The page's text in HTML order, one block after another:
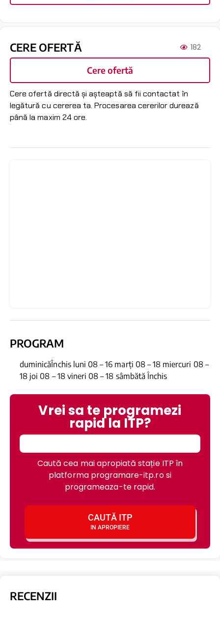
CERE OFERTĂ 182
Cere ofertă
Cere ofertă directă și așteaptă să fii contactat în
legătură cu cererea ta. Procesarea cererilor durează
până la maxim 24 ore.
PROGRAM
duminicăÎnchis luni 08 – 16 marți 08 – 18 miercuri 08 –
18 joi 08 – 18 vineri 08 – 18 sâmbătă Închis
Vrei sa te programezi
rapid la ITP?
Caută cea mai apropiată stație ITP în
platforma programare-itp.ro si
programeaza-te rapid.
CAUTĂ ITP
IN APROPIERE
RECENZII